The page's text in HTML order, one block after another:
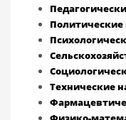
Политические
Технические